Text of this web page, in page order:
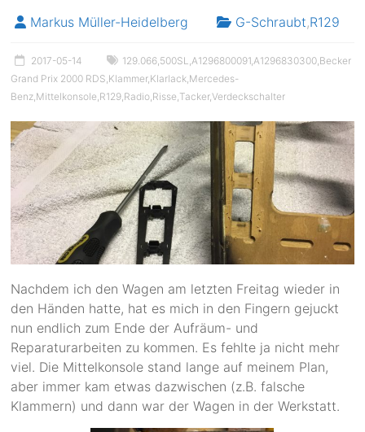
Markus Müller-Heidelberg G-Schraubt,R129
2017-05-14 129.066,500SL,A1296800091,A1296830300,Becker
Grand Prix 2000 RDS,Klammer,Klarlack,Mercedes-
Benz,Mittelkonsole,R129,Radio,Risse,Tacker,Verdeckschalter
Nachdem ich den Wagen am letzten Freitag wieder in
den Händen hatte, hat es mich in den Fingern gejuckt
nun endlich zum Ende der Aufräum- und
Reparaturarbeiten zu kommen. Es fehlte ja nicht mehr
viel. Die Mittelkonsole stand lange auf meinem Plan,
aber immer kam etwas dazwischen (z.B. falsche
Klammern) und dann war der Wagen in der Werkstatt.